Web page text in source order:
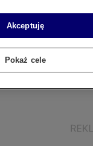
Akceptuję
Pokaż cele